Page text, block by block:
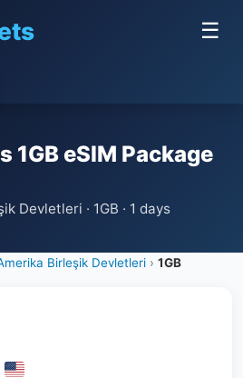
☰
1GB eSIM Package
Devletleri · 1GB · 1 days
Birleşik Devletleri › 1GB